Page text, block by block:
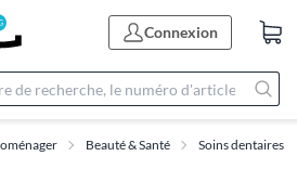
Connexion
Beauté & Santé Soins dentaires